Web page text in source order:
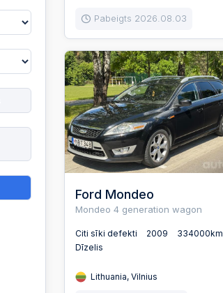
Pabeigts 2026.08.03
Ford Mondeo
Mondeo 4 generation wagon
Citi sīki defekti 2009
334000km
Dīzelis
Lithuania, Vilnius